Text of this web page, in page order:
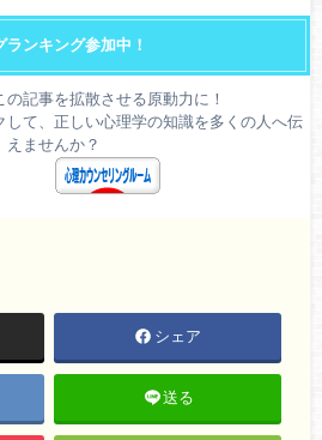
ランキング参加中！
記事を拡散させる原動力に！
て、正しい心理学の知識を多くの人へ伝
えませんか？
シェア
送る